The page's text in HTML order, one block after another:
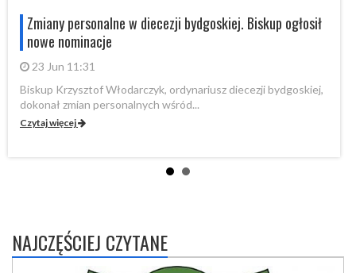
Zmiany personalne w diecezji bydgoskiej. Biskup ogłosił
nowe nominacje
23 Jun 11:31
Biskup Krzysztof Włodarczyk, ordynariusz diecezji bydgoskiej,
dokonał zmian personalnych wśród...
Czytaj więcej
NAJCZĘŚCIEJ CZYTANE